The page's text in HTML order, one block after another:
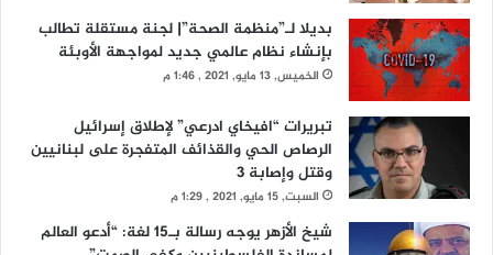
بديلا لـ”منظمة الصحة”| لجنة مستقلة تطالب
بإنشاء نظام عالمي جديد لمواجهة الأوبئة
الخميس, 13 مايو, 2021 , 1:46 م
تبريرات “افيخاي ادرعي” لإطلاق إسرائيل
الرصاص الحي والقذائف المتفجرة على لبنانيين
وقتل وإصابة 3
السبت, 15 مايو, 2021 , 1:29 م
شيخ الأزهر يوجه رسالة بـ15 لغة: “أدعو العالم